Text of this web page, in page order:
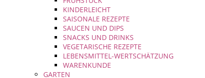
KINDERLEICHT
SAISONALE REZEPTE
SAUCEN UND DIPS
SNACKS UND DRINKS
VEGETARISCHE REZEPTE
LEBENSMITTEL-WERTSCHÄTZUNG
WARENKUNDE
GARTEN